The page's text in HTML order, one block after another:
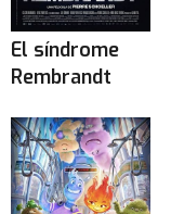
El síndrome
Rembrandt